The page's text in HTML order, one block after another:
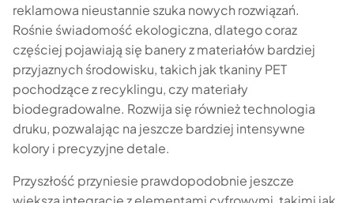
reklamowa nieustannie szuka nowych rozwiązań.
Rośnie świadomość ekologiczna, dlatego coraz
częściej pojawiają się banery z materiałów bardziej
przyjaznych środowisku, takich jak tkaniny PET
pochodzące z recyklingu, czy materiały
biodegradowalne. Rozwija się również technologia
druku, pozwalając na jeszcze bardziej intensywne
kolory i precyzyjne detale.
Przyszłość przyniesie prawdopodobnie jeszcze